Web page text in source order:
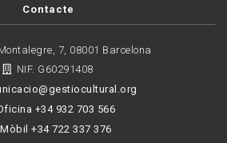
Contacte
7, 08001 Barcelona
NIF. G60291408
+34 932 703 566
Mòbil +34 722 337 376